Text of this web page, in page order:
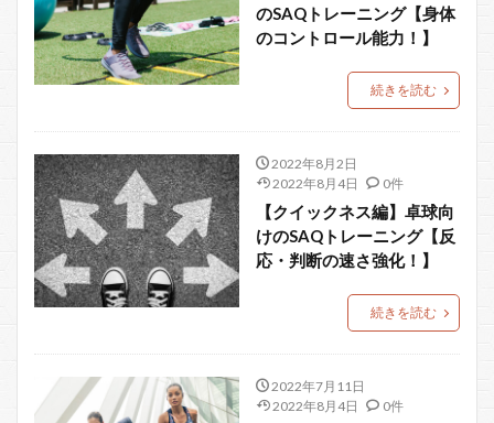
のSAQトレーニング【身体
のコントロール能力！】
続きを読む
2022年8月2日
2022年8月4日
0件
【クイックネス編】卓球向
けのSAQトレーニング【反
応・判断の速さ強化！】
続きを読む
2022年7月11日
2022年8月4日
0件